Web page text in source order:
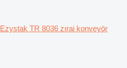
Ezystak TR 8036 zırai konveyör